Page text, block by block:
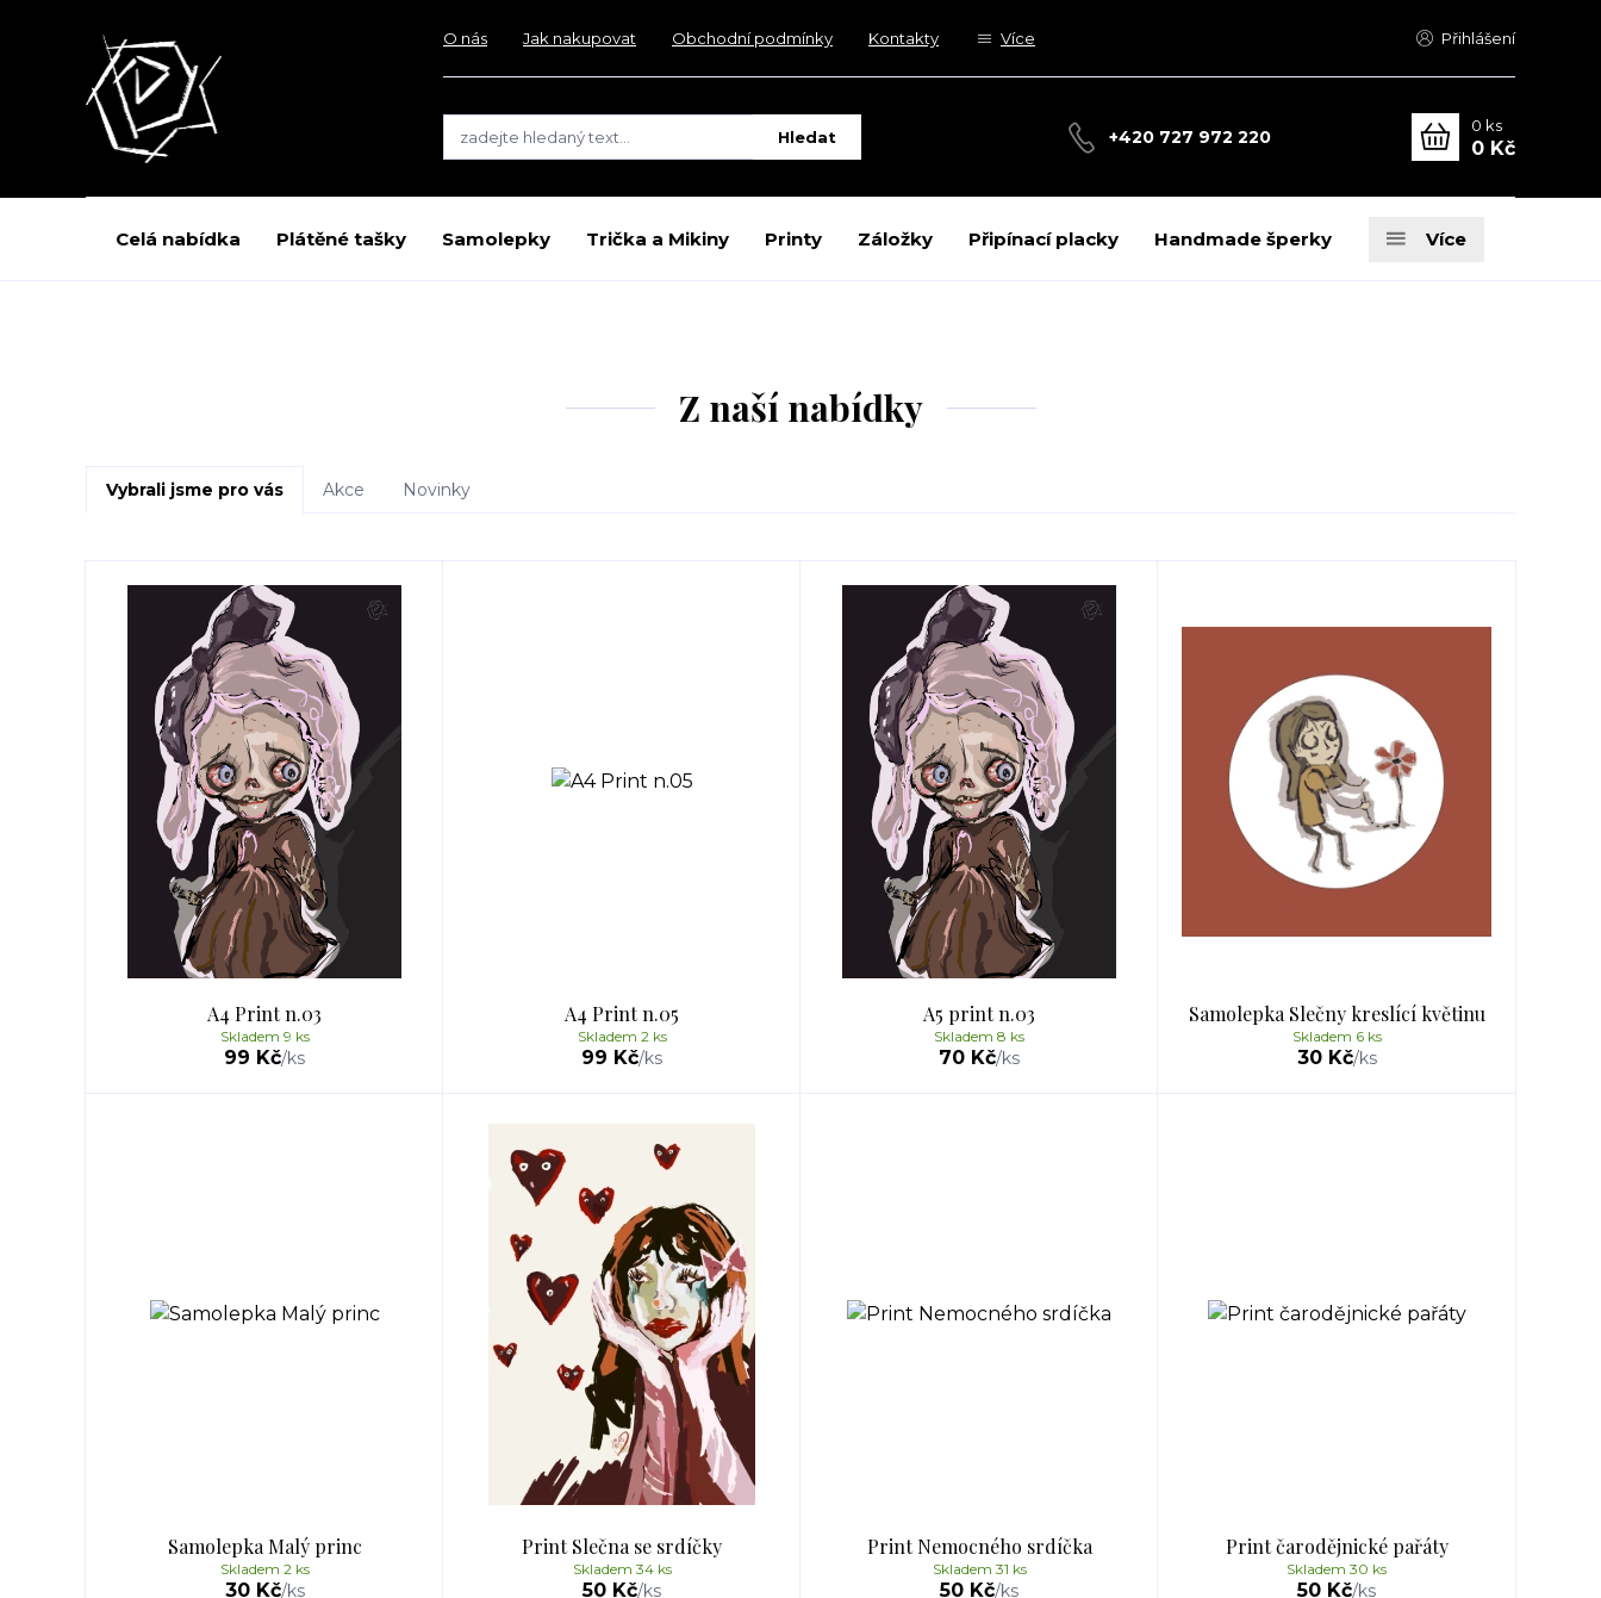
O nás Jak nakupovat Obchodní podmínky Kontakty Více Přihlášení
Hledat +420 727 972 220
0 ks
0 Kč
Celá nabídka Plátěné tašky Samolepky Trička a Mikiny Printy Záložky Připínací placky Handmade šperky Více
Z naší nabídky
Vybrali jsme pro vás Akce Novinky
A4 Print n.03
99 Kč/ks
Skladem 9 ks
A4 Print n.05
99 Kč/ks
Skladem 2 ks
A5 print n.03
70 Kč/ks
Skladem 8 ks
Samolepka Slečny kreslící květinu
30 Kč/ks
Skladem 6 ks
Samolepka Malý princ
30 Kč/ks
Skladem 2 ks
Print Slečna se srdíčky
50 Kč/ks
Skladem 34 ks
Print Nemocného srdíčka
50 Kč/ks
Skladem 31 ks
Print čarodějnické pařáty
50 Kč/ks
Skladem 30 ks